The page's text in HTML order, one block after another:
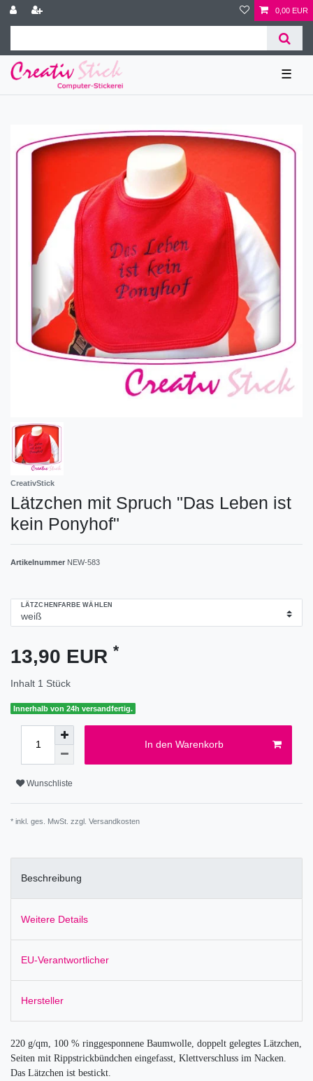
0,00 EUR
☰
CreativStick
Lätzchen mit Spruch "Das Leben ist
kein Ponyhof"
Artikelnummer NEW-583
LÄTZCHENFARBE WÄHLEN
13,90 EUR *
Inhalt 1 Stück
Innerhalb von 24h versandfertig.
In den Warenkorb
Wunschliste
* inkl. ges. MwSt. zzgl. Versandkosten
Beschreibung
Weitere Details
EU-Verantwortlicher
Hersteller
220 g/qm, 100 % ringgesponnene Baumwolle, doppelt gelegtes Lätzchen,
Seiten mit Rippstrickbündchen eingefasst, Klettverschluss im Nacken.
Das Lätzchen ist bestickt.